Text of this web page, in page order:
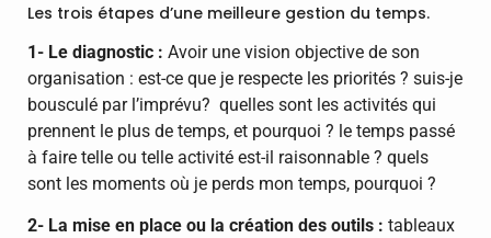
Les trois étapes d’une meilleure gestion du temps.
1- Le diagnostic : Avoir une vision objective de son
organisation : est-ce que je respecte les priorités ? suis-je
bousculé par l’imprévu? quelles sont les activités qui
prennent le plus de temps, et pourquoi ? le temps passé
à faire telle ou telle activité est-il raisonnable ? quels
sont les moments où je perds mon temps, pourquoi ?
2- La mise en place ou la création des outils : tableaux